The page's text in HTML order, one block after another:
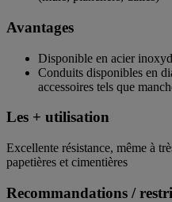
Avantages
Disponible en acier
Conduits disponibles en
accessoires tels que
Les + utilisation
Excellente résistance, même à
papetières et cimentières
Recommandations /